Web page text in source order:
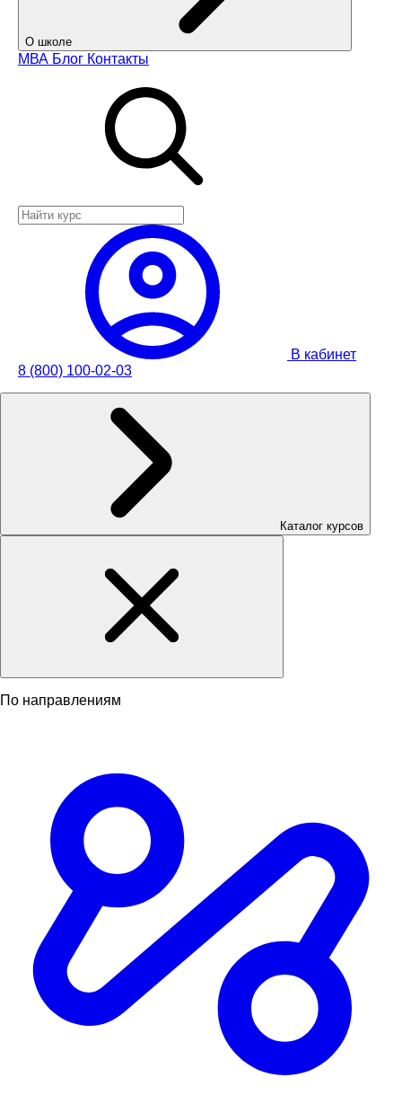
О школе
МВА Блог Контакты
В кабинет
8 (800) 100-02-03
Каталог курсов
По направлениям